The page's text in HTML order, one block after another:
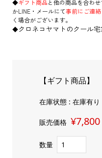
◆ギフト商品と他の商品を合わ
かLINE・メールにて事前にご連絡
く場合がございます。
◆クロネコヤマトのクール宅
【ギフト商品】
在庫状態 : 在庫有り
販売価格 ¥7,800
数量